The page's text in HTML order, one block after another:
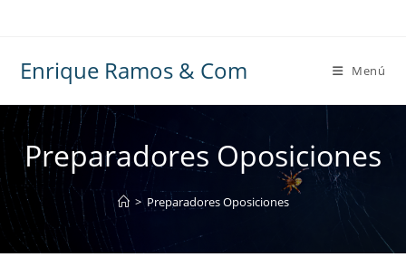
Enrique Ramos & Com Menú
Preparadores Oposiciones
> Preparadores Oposiciones